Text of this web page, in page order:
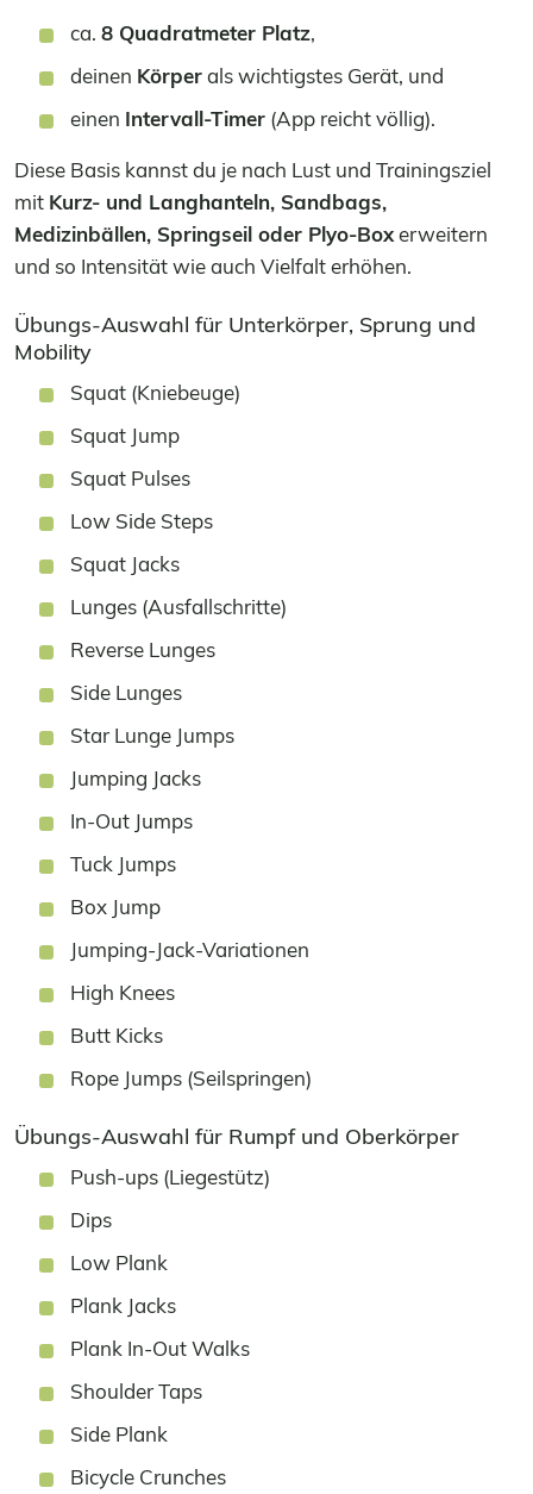
ca. 8 Quadratmeter Platz,
deinen Körperals wichtigstes Gerät, und
einen Intervall-Timer (App reicht völlig).
Diese Basis kannst du je nach Lust und Trainingsziel
mit Kurz- und Langhanteln, Sandbags,
Medizinbällen, Springseil oder Plyo-Boxerweitern
und so Intensität wie auch Vielfalt erhöhen.
Übungs-Auswahl für Unterkörper, Sprung und
Mobility
Squat (Kniebeuge)
Squat Jump
Squat Pulses
Low Side Steps
Squat Jacks
Lunges (Ausfallschritte)
Reverse Lunges
Side Lunges
Star Lunge Jumps
Jumping Jacks
In-Out Jumps
Tuck Jumps
Box Jump
Jumping-Jack-Variationen
High Knees
Butt Kicks
Rope Jumps (Seilspringen)
Übungs-Auswahl für Rumpf und Oberkörper
Push-ups (Liegestütz)
Dips
Low Plank
Plank Jacks
Plank In-Out Walks
Shoulder Taps
Side Plank
Bicycle Crunches